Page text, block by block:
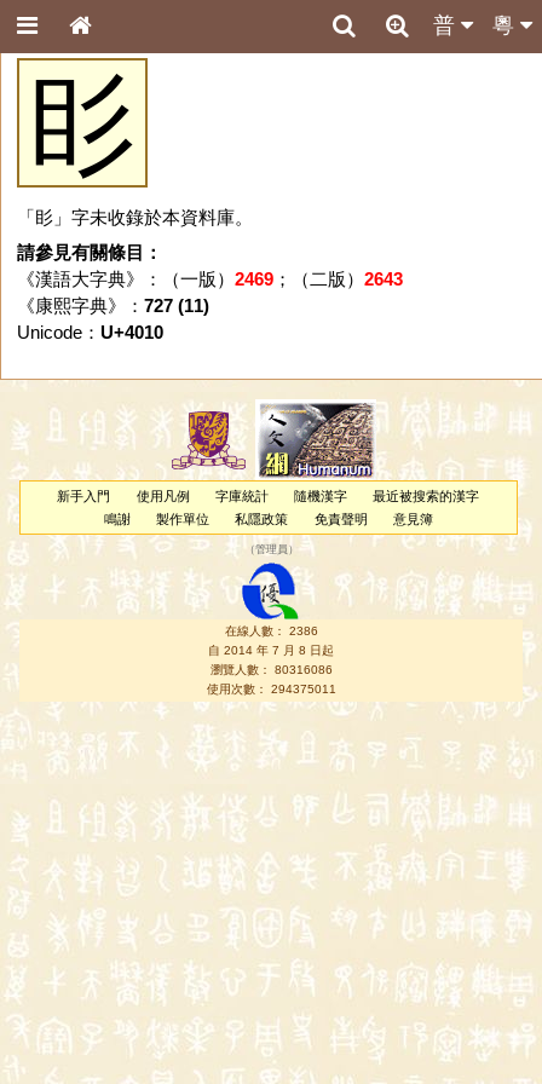
粵
普
䀐
「䀐」字未收錄於本資料庫。
請參見有關條目：
《漢語大字典》：（一版） 2469；（二版） 2643
《康熙字典》： 727 (11)
Unicode： U+4010
新手入門 使用凡例 字庫統計 隨機漢字
最近被搜索的漢字
鳴謝
製作單位 私隱政策 免責聲明 意見簿
（管理員 ）
在線人數： 2386
自 2014 年 7 月 8 日起
瀏覽人數： 80316086
使用次數： 294375011